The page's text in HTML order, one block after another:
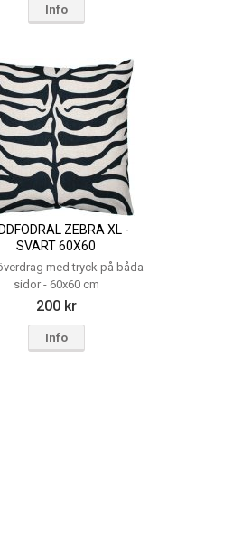
Info
ZEBRA XL -
SVART 60X60
med tryck på båda
sidor - 60x60 cm
200 kr
Info